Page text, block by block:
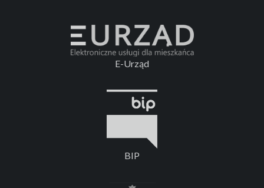
E-Urząd
BIP